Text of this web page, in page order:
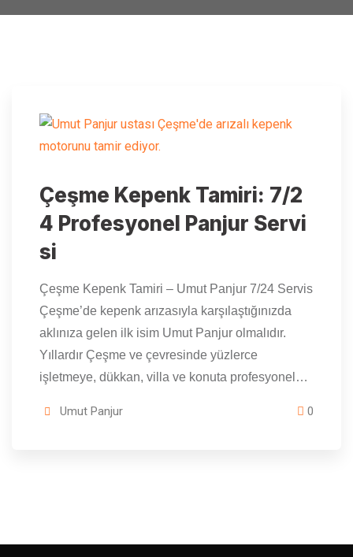
Çeşme Kepenk Tamiri: 7/2
4 Profesyonel Panjur Servi
si
Çeşme Kepenk Tamiri – Umut Panjur 7/24 Servis
Çeşme’de kepenk arızasıyla karşılaştığınızda
aklınıza gelen ilk isim Umut Panjur olmalıdır.
Yıllardır Çeşme ve çevresinde yüzlerce
işletmeye, dükkan, villa ve konuta profesyonel…
Umut Panjur 0